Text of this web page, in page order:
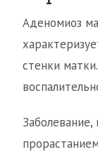
Аденомиоз
стенки